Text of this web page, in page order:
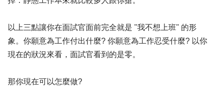
以上三點讓你在面試官面前完全就是 "我不想上班" 的形
象。你願意為工作付出什麼? 你願意為工作忍受什麼? 以你
現在的狀況來看，面試官看到的是零。
那你現在可以怎麼做?